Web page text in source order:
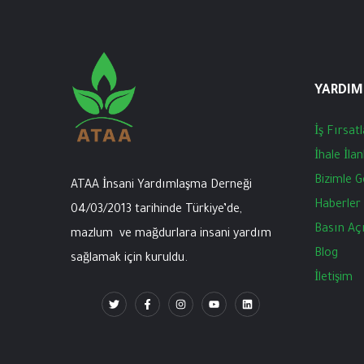
ATAA İnsani Yardımlaşma Derneği
04/03/2013 tarihinde Türkiye’de,
mazlum ve mağdurlara insani yardım
sağlamak için kuruldu.
İş
İhale
Bizimle
Haberler
Basın
Blog
İletişim